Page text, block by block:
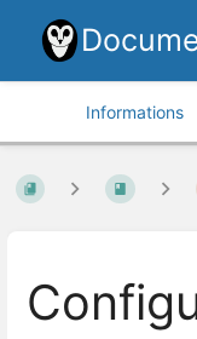
Informations